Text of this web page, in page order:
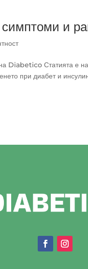
симптоми и
Diabetico Статията е
при диабет и